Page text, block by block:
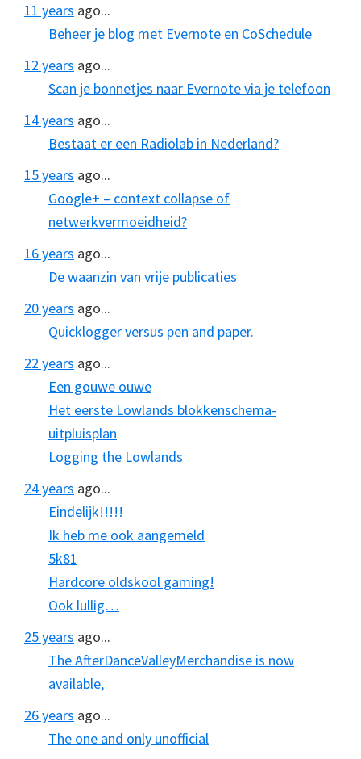
11 years ago...
Beheer je blog met Evernote en CoSchedule
12 years ago...
Scan je bonnetjes naar Evernote via je telefoon
14 years ago...
Bestaat er een Radiolab in Nederland?
15 years ago...
Google+ – context collapse of
netwerkvermoeidheid?
16 years ago...
De waanzin van vrije publicaties
20 years ago...
Quicklogger versus pen and paper.
22 years ago...
Een gouwe ouwe
Het eerste Lowlands blokkenschema-
uitpluisplan
Logging the Lowlands
24 years ago...
Eindelijk!!!!!
Ik heb me ook aangemeld
5k81
Hardcore oldskool gaming!
Ook lullig…
25 years ago...
The AfterDanceValleyMerchandise is now
available,
26 years ago...
The one and only unofficial